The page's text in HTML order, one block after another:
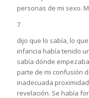
personas de mi sexo.
7
dijo que lo sabía, lo
infancia había tenido
sabía dónde
parte de mi confusión
inadecuada
revelación. Se había